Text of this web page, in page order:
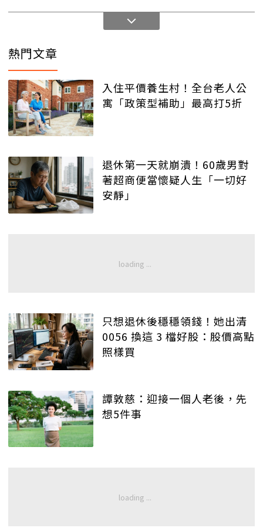
熱門文章
入住平價養生村！全台老人公
寓「政策型補助」最高打5折
退休第一天就崩潰！60歲男對
著超商便當懷疑人生「一切好
安靜」
只想退休後穩穩領錢！她出清
0056 換這 3 檔好股：股價高點
照樣買
譚敦慈：迎接一個人老後，先
想5件事